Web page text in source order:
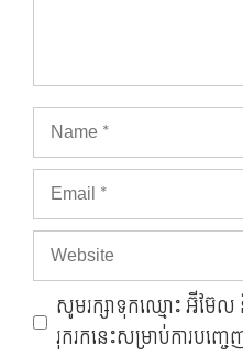
Name
Email
Website
សូមរក្សាទុកឈ្មោះ អ៊ីម៊ែល
រុករកនេះសម្រាប់ការបញ្ច